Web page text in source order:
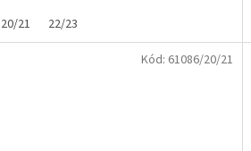
20/21
22/23
Kód: 61086/20/21